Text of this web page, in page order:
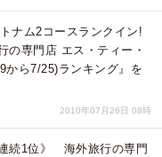
ナム2コースランクイン!
専門店 エス・ティー・
ら7/25)ランキング』を
2010年07月26日 08時
続1位》 海外旅行の専門